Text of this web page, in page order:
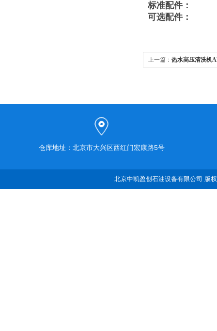
标准配件：
可选配件：
上一篇： 热水高压清洗机
仓库地址：北京市大兴区西红门宏康路5号
北京中凯盈创石油设备有限公司 版